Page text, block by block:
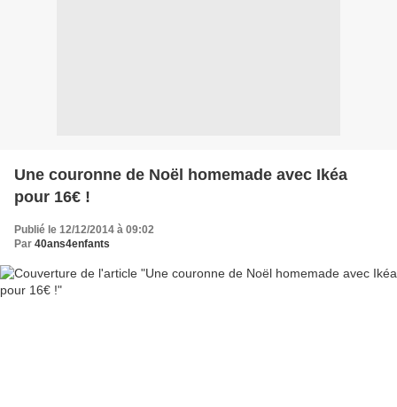
Une couronne de Noël homemade avec Ikéa
pour 16€ !
Publié le 12/12/2014 à 09:02
Par 40ans4enfants